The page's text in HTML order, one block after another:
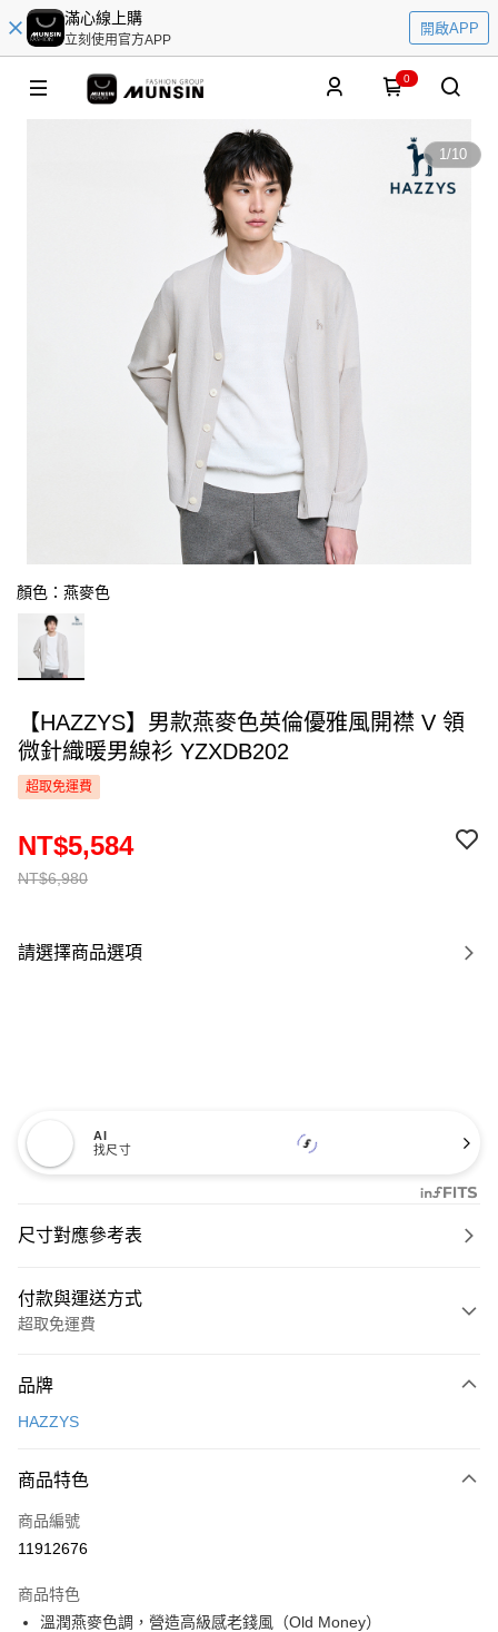
滿心線上購
立刻使用官方APP
開啟APP
0
1/10
顏色：燕麥色
【HAZZYS】男款燕麥色英倫優雅風開襟 V 領
微針織暖男線衫 YZXDB202
超取免運費
NT$6,980
NT$5,584
請選擇商品選項
AI
找尺寸
尺寸對應參考表
付款與運送方式
超取免運費
信用卡一次付款
LINE Pay
Apple Pay
悠遊付
品牌
HAZZYS
商品特色
商品編號
11912676
商品特色
溫潤燕麥色調，營造高級感老錢風（Old Money）